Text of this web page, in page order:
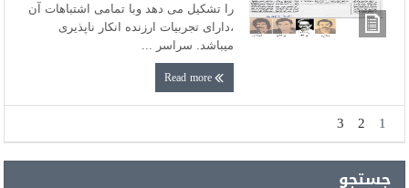
را تشکیل می دهد وبا تمامی اشتباهات آن
،دارای تجربیات ارزنده انکار ناپذیری
میباشد. سراسر ...
Read more
1
2
3
جستجو